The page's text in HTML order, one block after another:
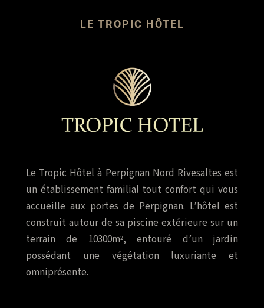
LE TROPIC HÔTEL
Le Tropic Hôtel à Perpignan Nord Rivesaltes est
un établissement familial tout confort qui vous
accueille aux portes de Perpignan. L’hôtel est
construit autour de sa piscine extérieure sur un
terrain de 10300m², entouré d’un jardin
possédant une végétation luxuriante et
omniprésente.